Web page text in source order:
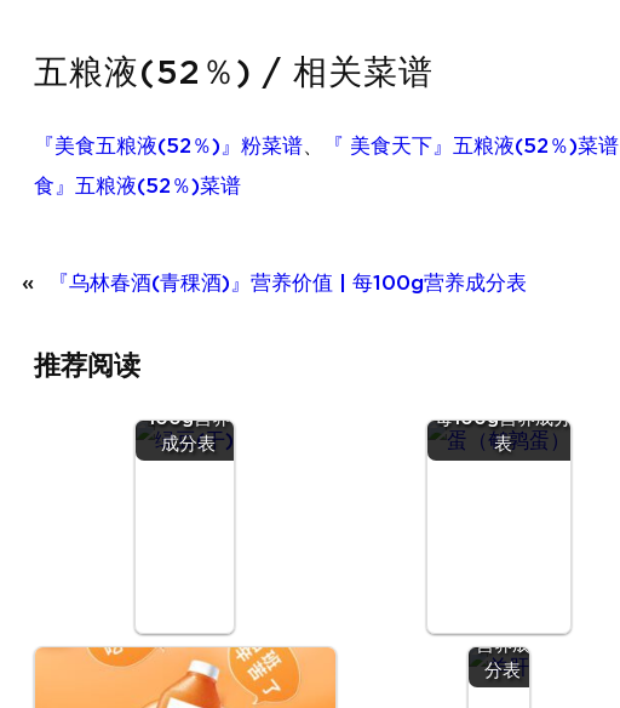
五粮液(52％) / 相关菜谱
『美食五粮液(52％)』粉菜谱、 『 美食天下』五粮液(52％)菜谱
食』五粮液(52％)菜谱
« 『乌林春酒(青稞酒)』营养价值 | 每100g营养成分表
推荐阅读
100g营养
成分表
每100g营养成分
表
营养成
分表